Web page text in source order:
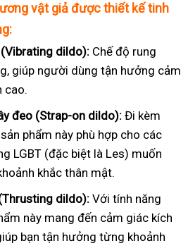
vật giả được thiết kế tinh
dildo): Chế độ rung
giúp người dùng tận hưởng cảm
cao.
đeo (Strap-on dildo): Đi kèm
phẩm này phù hợp cho các
LGBT (đặc biệt là Les) muốn
khắc thân mật.
dildo): Với tính năng
này mang đến cảm giác kích
bạn tận hưởng từng khoảnh